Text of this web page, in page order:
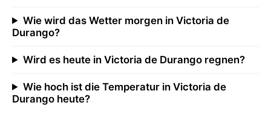
Wie wird das Wetter morgen in Victoria de
Durango?
Wird es heute in Victoria de Durango regnen?
Wie hoch ist die Temperatur in Victoria de
Durango heute?